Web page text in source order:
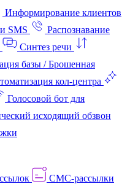
Информирование клиентов
SMS
Распознавание
Синтез речи
базы / Брошенная
кол‑центра
Голосовой бот для
исходящий обзвон
СМС-рассылки